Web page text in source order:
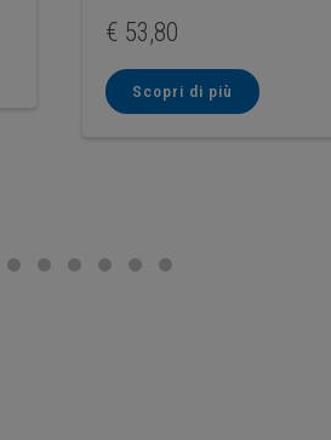
€ 53,80
Scopri di più